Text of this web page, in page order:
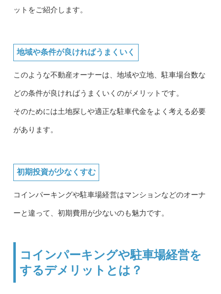
ットをご紹介します。
地域や条件が良ければうまくいく
このような不動産オーナーは、地域や立地、駐車場台数な
どの条件が良ければうまくいくのがメリットです。
そのためには土地探しや適正な駐車代金をよく考える必要
があります。
初期投資が少なくすむ
コインパーキングや駐車場経営はマンションなどのオーナ
ーと違って、初期費用が少ないのも魅力です。
コインパーキングや駐車場経営を
するデメリットとは？